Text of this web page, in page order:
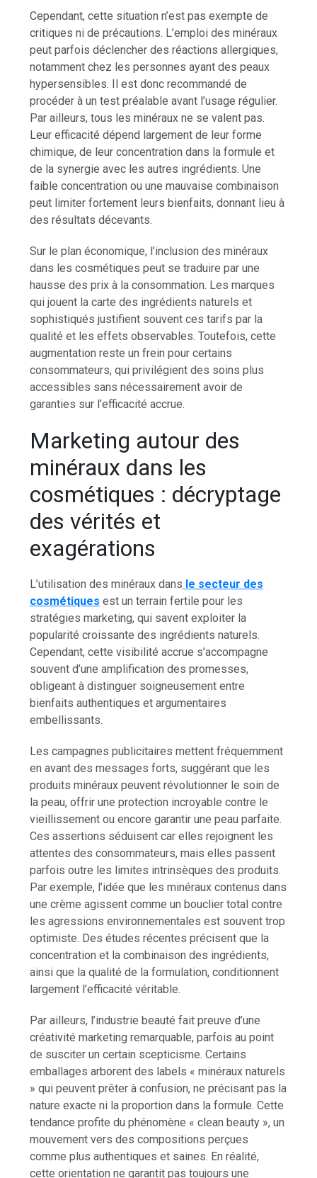
Cependant, cette situation n’est pas exempte de
critiques ni de précautions. L’emploi des minéraux
peut parfois déclencher des réactions allergiques,
notamment chez les personnes ayant des peaux
hypersensibles. Il est donc recommandé de
procéder à un test préalable avant l’usage régulier.
Par ailleurs, tous les minéraux ne se valent pas.
Leur efficacité dépend largement de leur forme
chimique, de leur concentration dans la formule et
de la synergie avec les autres ingrédients. Une
faible concentration ou une mauvaise combinaison
peut limiter fortement leurs bienfaits, donnant lieu à
des résultats décevants.
Sur le plan économique, l’inclusion des minéraux
dans les cosmétiques peut se traduire par une
hausse des prix à la consommation. Les marques
qui jouent la carte des ingrédients naturels et
sophistiqués justifient souvent ces tarifs par la
qualité et les effets observables. Toutefois, cette
augmentation reste un frein pour certains
consommateurs, qui privilégient des soins plus
accessibles sans nécessairement avoir de
garanties sur l’efficacité accrue.
Marketing autour des
minéraux dans les
cosmétiques : décryptage
des vérités et
exagérations
L’utilisation des minéraux dans le secteur des
cosmétiques est un terrain fertile pour les
stratégies marketing, qui savent exploiter la
popularité croissante des ingrédients naturels.
Cependant, cette visibilité accrue s’accompagne
souvent d’une amplification des promesses,
obligeant à distinguer soigneusement entre
bienfaits authentiques et argumentaires
embellissants.
Les campagnes publicitaires mettent fréquemment
en avant des messages forts, suggérant que les
produits minéraux peuvent révolutionner le soin de
la peau, offrir une protection incroyable contre le
vieillissement ou encore garantir une peau parfaite.
Ces assertions séduisent car elles rejoignent les
attentes des consommateurs, mais elles passent
parfois outre les limites intrinsèques des produits.
Par exemple, l’idée que les minéraux contenus dans
une crème agissent comme un bouclier total contre
les agressions environnementales est souvent trop
optimiste. Des études récentes précisent que la
concentration et la combinaison des ingrédients,
ainsi que la qualité de la formulation, conditionnent
largement l’efficacité véritable.
Par ailleurs, l’industrie beauté fait preuve d’une
créativité marketing remarquable, parfois au point
de susciter un certain scepticisme. Certains
emballages arborent des labels « minéraux naturels
» qui peuvent prêter à confusion, ne précisant pas la
nature exacte ni la proportion dans la formule. Cette
tendance profite du phénomène « clean beauty », un
mouvement vers des compositions perçues
comme plus authentiques et saines. En réalité,
cette orientation ne garantit pas toujours une